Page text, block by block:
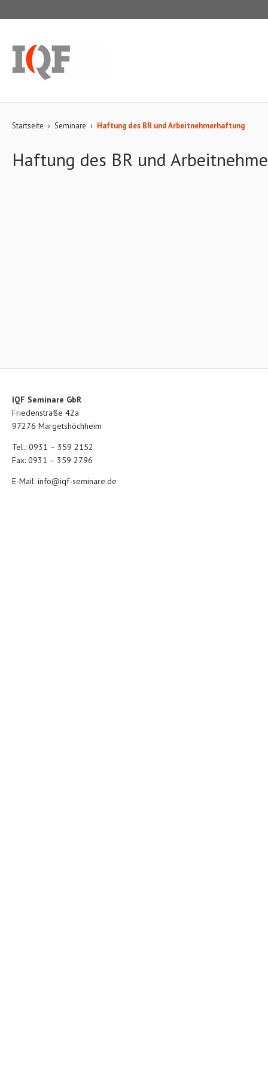
Startseite › Seminare › Haftung des BR und Arbeitnehmerhaftung
Haftung des BR und
IQF Seminare GbR
Friedenstraße 42a
97276 Margetshöchheim
Tel.: 0931 – 359 2152
Fax: 0931 – 359 2796
E-Mail: info@iqf-seminare.de